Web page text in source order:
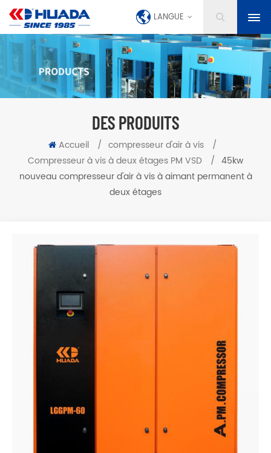
LANGUE
DES PRODUITS
Accueil / compresseur d'air à vis
/
Compresseur à vis à deux étages PM VSD
/ 45kw
nouveau compresseur d'air à vis à aimant permanent à
deux étages